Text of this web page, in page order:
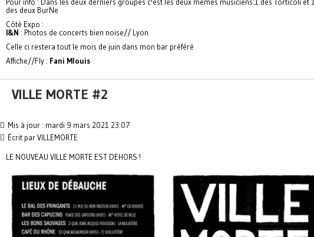
des deux BurNe
Côté Expo :
I&N : Photos de concerts bien noise// Lyon
Celle ci restera tout le mois de juin dans mon bar préféré
Affiche//Fly : Fani Mlouis
VILLE MORTE #2
Mis à jour : mardi 9 mars 2021 23:07
Écrit par VILLEMORTE
LE NOUVEAU VILLE MORTE EST DEHORS !